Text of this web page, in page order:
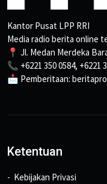
Kantor Pusat LPP RRI
Media radio berita online
📍 Jl. Medan Merdeka
📞 +6221 350 0584, +6221
📩 Pemberitaan:
Ketentuan
Kebijakan Privasi